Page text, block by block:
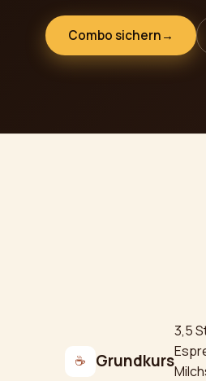
Combo sichern→
☕ Grundkurs
3,5